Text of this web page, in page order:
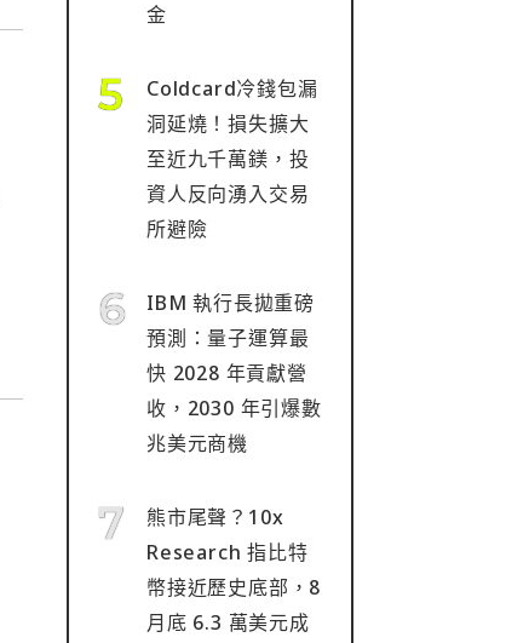
金
Coldcard冷錢包漏
洞延燒！損失擴大
至近九千萬鎂，投
資人反向湧入交易
所避險
IBM 執行長拋重磅
預測：量子運算最
快 2028 年貢獻營
收，2030 年引爆數
兆美元商機
熊市尾聲？10x
Research 指比特
幣接近歷史底部，8
月底 6.3 萬美元成